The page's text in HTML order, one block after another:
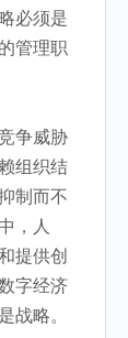
必须是
管理职
争威胁
组织结
制而不
，人
提供创
字经济
战略。